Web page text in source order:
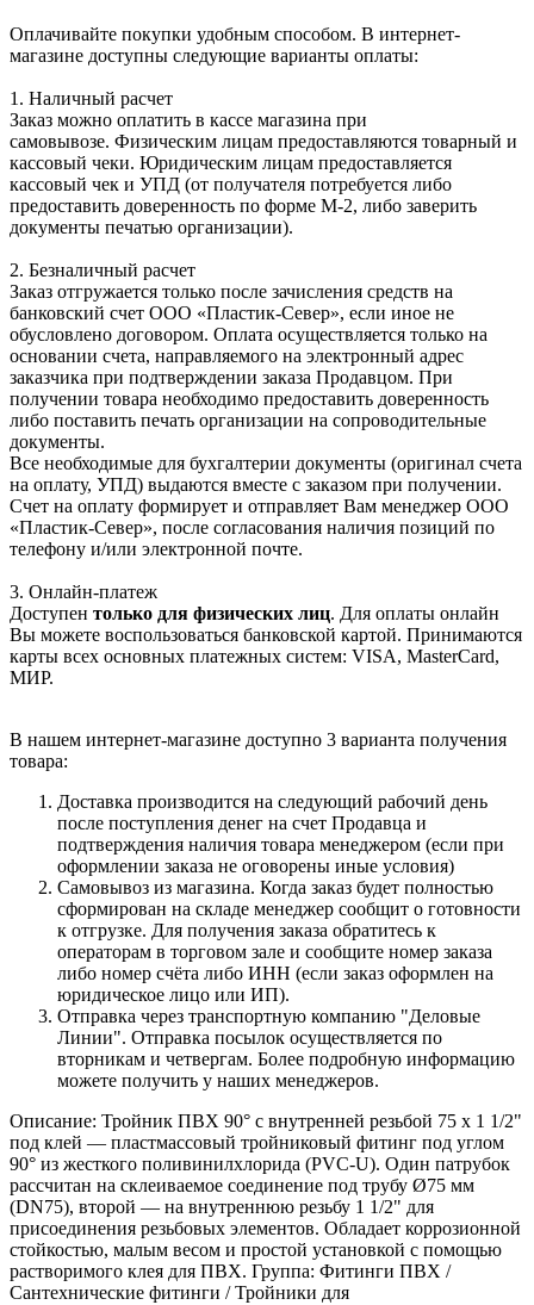
Оплачивайте покупки удобным способом. В интернет-
магазине доступны следующие варианты оплаты:
1. Наличный расчет
Заказ можно оплатить в кассе магазина при
самовывозе. Физическим лицам предоставляются товарный и
кассовый чеки. Юридическим лицам предоставляется
кассовый чек и УПД (от получателя потребуется либо
предоставить доверенность по форме М-2, либо заверить
документы печатью организации).
2. Безналичный расчет
Заказ отгружается только после зачисления средств на
банковский счет ООО «Пластик-Север», если иное не
обусловлено договором. Оплата осуществляется только на
основании счета, направляемого на электронный адрес
заказчика при подтверждении заказа Продавцом. При
получении товара необходимо предоставить доверенность
либо поставить печать организации на сопроводительные
документы.
Все необходимые для бухгалтерии документы (оригинал счета
на оплату, УПД) выдаются вместе с заказом при получении.
Счет на оплату формирует и отправляет Вам менеджер ООО
«Пластик-Север», после согласования наличия позиций по
телефону и/или электронной почте.
3. Онлайн-платеж
Доступен только для физических лиц. Для оплаты онлайн
Вы можете воспользоваться банковской картой. Принимаются
карты всех основных платежных систем: VISA, MasterCard,
МИР.
В нашем интернет-магазине доступно 3 варианта получения
товара:
Доставка производится на следующий рабочий день
после поступления денег на счет Продавца и
подтверждения наличия товара менеджером (если при
оформлении заказа не оговорены иные условия)
Самовывоз из магазина. Когда заказ будет полностью
сформирован на складе менеджер сообщит о готовности
к отгрузке. Для получения заказа обратитесь к
операторам в торговом зале и сообщите номер заказа
либо номер счёта либо ИНН (если заказ оформлен на
юридическое лицо или ИП).
Отправка через транспортную компанию "Деловые
Линии". Отправка посылок осуществляется по
вторникам и четвергам. Более подробную информацию
можете получить у наших менеджеров.
Описание: Тройник ПВХ 90° с внутренней резьбой 75 x 1 1/2"
под клей — пластмассовый тройниковый фитинг под углом
90° из жесткого поливинилхлорида (PVC‑U). Один патрубок
рассчитан на склеиваемое соединение под трубу Ø75 мм
(DN75), второй — на внутреннюю резьбу 1 1/2" для
присоединения резьбовых элементов. Обладает коррозионной
стойкостью, малым весом и простой установкой с помощью
растворимого клея для ПВХ. Группа: Фитинги ПВХ /
Сантехнические фитинги / Тройники для